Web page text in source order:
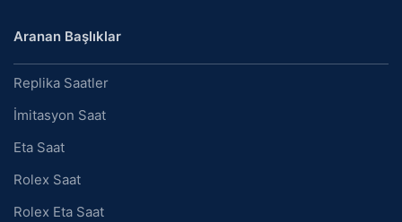
Aranan Başlıklar
Replika Saatler
İmitasyon Saat
Eta Saat
Rolex Saat
Rolex Eta Saat